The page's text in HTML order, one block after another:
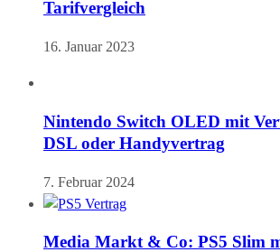
Tarifvergleich
16. Januar 2023
Nintendo Switch OLED mit
DSL oder Handyvertrag
7. Februar 2024
Media Markt & Co: PS5 Slim